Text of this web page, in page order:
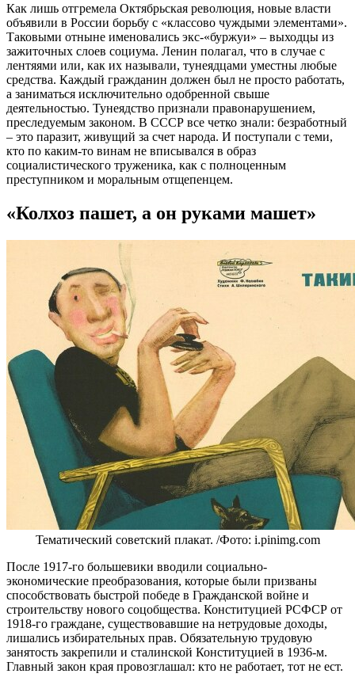
Как лишь отгремела Октябрьская революция, новые власти
объявили в России борьбу с «классово чуждыми элементами».
Таковыми отныне именовались экс-«буржуи» – выходцы из
зажиточных слоев социума. Ленин полагал, что в случае с
лентяями или, как их называли, тунеядцами уместны любые
средства. Каждый гражданин должен был не просто работать,
а заниматься исключительно одобренной свыше
деятельностью. Тунеядство признали правонарушением,
преследуемым законом. В СССР все четко знали: безработный
– это паразит, живущий за счет народа. И поступали с теми,
кто по каким-то винам не вписывался в образ
социалистического труженика, как с полноценным
преступником и моральным отщепенцем.
«Колхоз пашет, а он руками машет»
Тематический советский плакат. /Фото: i.pinimg.com
После 1917-го большевики вводили социально-
экономические преобразования, которые были призваны
способствовать быстрой победе в Гражданской войне и
строительству нового соцобщества. Конституцией РСФСР от
1918-го граждане, существовавшие на нетрудовые доходы,
лишались избирательных прав. Обязательную трудовую
занятость закрепили и сталинской Конституцией в 1936-м.
Главный закон края провозглашал: кто не работает, тот не ест.